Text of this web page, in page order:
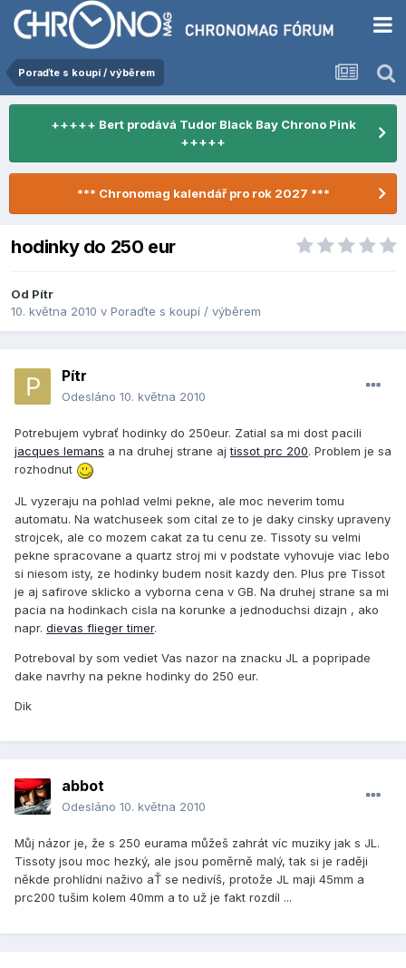
Poraďte s koupí / výběrem
+++++ Bert prodává Tudor Black Bay Chrono Pink
+++++
*** Chronomag kalendář pro rok 2027 ***
hodinky do 250 eur
Od Pítr
10. května 2010 v Poraďte s koupí / výběrem
Pítr
Odesláno 10. května 2010
Potrebujem vybrať hodinky do 250eur. Zatial sa mi dost pacili
jacques lemans a na druhej strane ajtissot prc 200. Problem je sa
rozhodnut
JL vyzeraju na pohlad velmi pekne, ale moc neverim tomu
automatu. Na watchuseek som cital ze to je daky cinsky upraveny
strojcek, ale co mozem cakat za tu cenu ze. Tissoty su velmi
pekne spracovane a quartz stroj mi v podstate vyhovuje viac lebo
si niesom isty, ze hodinky budem nosit kazdy den. Plus pre Tissot
je aj safirove sklicko a vyborna cena v GB. Na druhej strane sa mi
pacia na hodinkach cisla na korunke a jednoduchsi dizajn , ako
napr. dievas flieger timer.
Potreboval by som vediet Vas nazor na znacku JL a popripade
dake navrhy na pekne hodinky do 250 eur.
Dik
abbot
Odesláno 10. května 2010
Můj názor je, že s 250 eurama můžeš zahrát víc muziky jak s JL.
Tissoty jsou moc hezký, ale jsou poměrně malý, tak si je raději
někde prohlídni naživo aŤ se nedivíš, protože JL maji 45mm a
prc200 tušim kolem 40mm a to už je fakt rozdíl ...